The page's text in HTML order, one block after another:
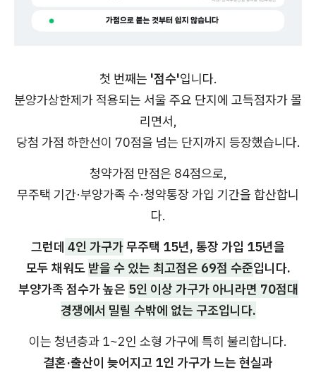
첫 번째는 '점수'입니다.
분양가상한제가 적용되는 서울 주요 단지에 고득점자가 몰
리면서,
당첨 가점 하한선이 70점을 넘는 단지까지 등장했습니다.
청약가점 만점은 84점으로,
무주택 기간·부양가족 수·청약통장 가입 기간을 합산합니
다.
그런데 4인 가구가무주택 15년, 통장 가입 15년을
모두 채워도 받을 수 있는 최고점은 69점 수준입니다.
부양가족 점수가 높은 5인 이상 가구가 아니라면 70점대
경쟁에서 밀릴 수밖에 없는 구조입니다.
이는 청년층과 1~2인 소형 가구에 특히 불리합니다.
결혼·출산이 늦어지고 1인 가구가 느는 현실과